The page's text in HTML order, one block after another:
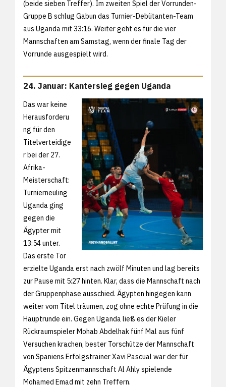
(beide sieben Treffer). Im zweiten Spiel der Vorrunden-
Gruppe B schlug Gabun das Turnier-Debütanten-Team
aus Uganda mit 33:16. Weiter geht es für die vier
Mannschaften am Samstag, wenn der finale Tag der
Vorrunde ausgespielt wird.
24. Januar: Kantersieg gegen Uganda
Das war keine
Herausforderu
ng für den
Titelverteidige
r bei der 27.
Afrika-
Meisterschaft:
Turnierneuling
Uganda ging
gegen die
Ägypter mit
13:54 unter.
Das erste Tor
erzielte Uganda erst nach zwölf Minuten und lag bereits
zur Pause mit 5:27 hinten. Klar, dass die Mannschaft nach
der Gruppenphase ausschied. Ägypten hingegen kann
weiter vom Titel träumen, zog ohne echte Prüfung in die
Hauptrunde ein. Gegen Uganda ließ es der Kieler
Rückraumspieler Mohab Abdelhak fünf Mal aus fünf
Versuchen krachen, bester Torschütze der Mannschaft
von Spaniens Erfolgstrainer Xavi Pascual war der für
Ägyptens Spitzenmannschaft Al Ahly spielende
Mohamed Emad mit zehn Treffern.